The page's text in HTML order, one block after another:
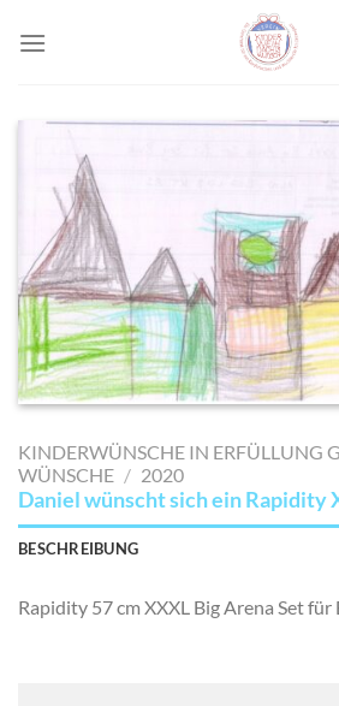
KINDERWÜNSCHE IN ERFÜLLUNG
WÜNSCHE / 2020
Daniel wünscht sich ein Rapidity
BESCHREIBUNG
Rapidity 57 cm XXXL Big Arena Set für